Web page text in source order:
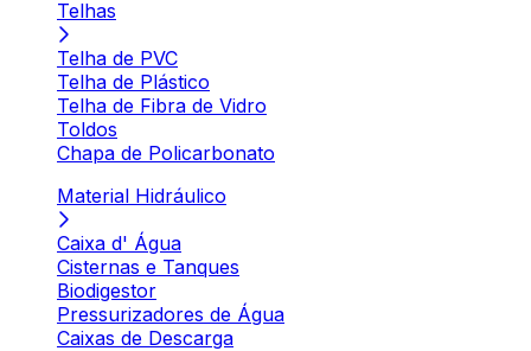
Telhas
Telha de PVC
Telha de Plástico
Telha de Fibra de Vidro
Toldos
Chapa de Policarbonato
Material Hidráulico
Caixa d' Água
Cisternas e Tanques
Biodigestor
Pressurizadores de Água
Caixas de Descarga